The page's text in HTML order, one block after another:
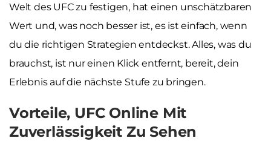
Welt des UFC zu festigen, hat einen unschätzbaren
Wert und, was noch besser ist, es ist einfach, wenn
du die richtigen Strategien entdeckst. Alles, was du
brauchst, ist nur einen Klick entfernt, bereit, dein
Erlebnis auf die nächste Stufe zu bringen.
Vorteile, UFC Online Mit
Zuverlässigkeit Zu Sehen